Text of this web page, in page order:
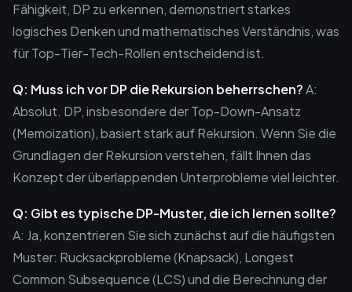
Fähigkeit, DP zu erkennen, demonstriert starkes
logisches Denken und mathematisches Verständnis, was
für Top-Tier-Tech-Rollen entscheidend ist.
Q: Muss ich vor DP die Rekursion beherrschen?A:
Absolut. DP, insbesondere der Top-Down-Ansatz
(Memoization), basiert stark auf Rekursion. Wenn Sie die
Grundlagen der Rekursion verstehen, fällt Ihnen das
Konzept der überlappenden Unterprobleme viel leichter.
Q: Gibt es typische DP-Muster, die ich lernen sollte?
A: Ja, konzentrieren Sie sich zunächst auf die häufigsten
Muster: Rucksackprobleme (Knapsack), Longest
Common Subsequence (LCS) und die Berechnung der